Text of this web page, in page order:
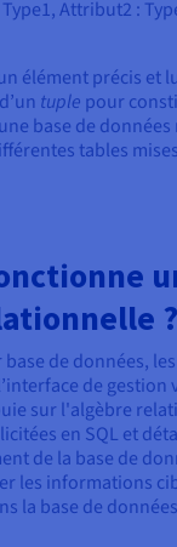
Attribut2 :
élément précis et
tuple pour
base de
tables
?
de données,
de gestion
sur l'algèbre
en SQL et
de la base de
les informations
la base de